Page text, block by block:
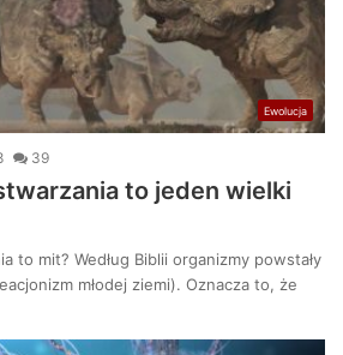
Ewolucja
39
to jeden wielki
to mit? Według Biblii organizmy powstały
młodej ziemi). Oznacza to, że